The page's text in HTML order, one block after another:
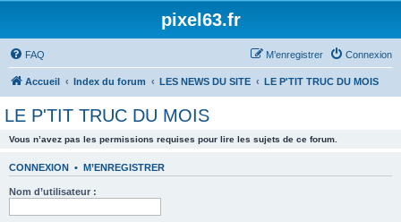
pixel63.fr
FAQ Connexion
M’enregistrer
Accueil Index du forum LES NEWS DU SITE LE P'TIT TRUC DU MOIS
LE P'TIT TRUC DU MOIS
Vous n’avez pas les permissions requises pour lire les sujets de ce forum.
CONNEXION • M’ENREGISTRER
Nom d’utilisateur :